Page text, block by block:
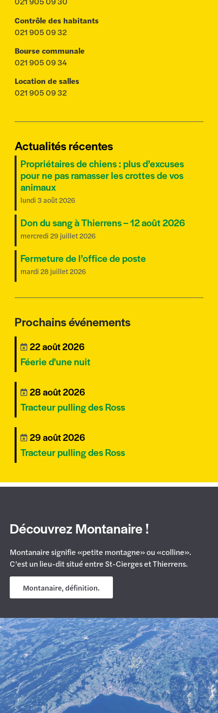
Contrôle des habitants
021 905 09 32
Bourse communale
021 905 09 34
Location de salles
021 905 09 32
Actualités récentes
Propriétaires de chiens : plus d’excuses
pour ne pas ramasser les crottes de vos
animaux
lundi 3 août 2026
Don du sang à Thierrens – 12 août 2026
mercredi 29 juillet 2026
Fermeture de l’office de poste
mardi 28 juillet 2026
Prochains événements
22 août 2026
Féerie d'une nuit
28 août 2026
Tracteur pulling des Ross
29 août 2026
Tracteur pulling des Ross
Découvrez Montanaire !
Montanaire signifie «petite montagne» ou «colline».
C’est un lieu-dit situé entre St-Cierges et Thierrens.
Montanaire, définition.